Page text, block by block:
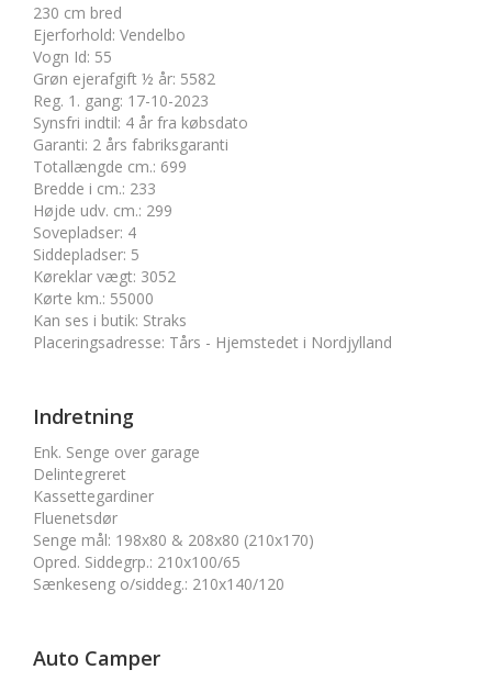
230 cm bred
Ejerforhold: Vendelbo
Vogn Id: 55
Grøn ejerafgift ½ år: 5582
Reg. 1. gang: 17-10-2023
Synsfri indtil: 4 år fra købsdato
Garanti: 2 års fabriksgaranti
Totallængde cm.: 699
Bredde i cm.: 233
Højde udv. cm.: 299
Sovepladser: 4
Siddepladser: 5
Køreklar vægt: 3052
Kørte km.: 55000
Kan ses i butik: Straks
Placeringsadresse: Tårs - Hjemstedet i Nordjylland
Indretning
Enk. Senge over garage
Delintegreret
Kassettegardiner
Fluenetsdør
Senge mål: 198x80 & 208x80 (210x170)
Opred. Siddegrp.: 210x100/65
Sænkeseng o/siddeg.: 210x140/120
Auto Camper